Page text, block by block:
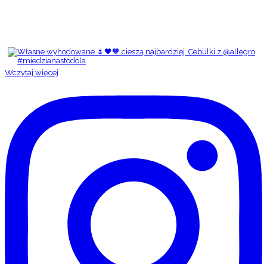
Wczytaj więcej